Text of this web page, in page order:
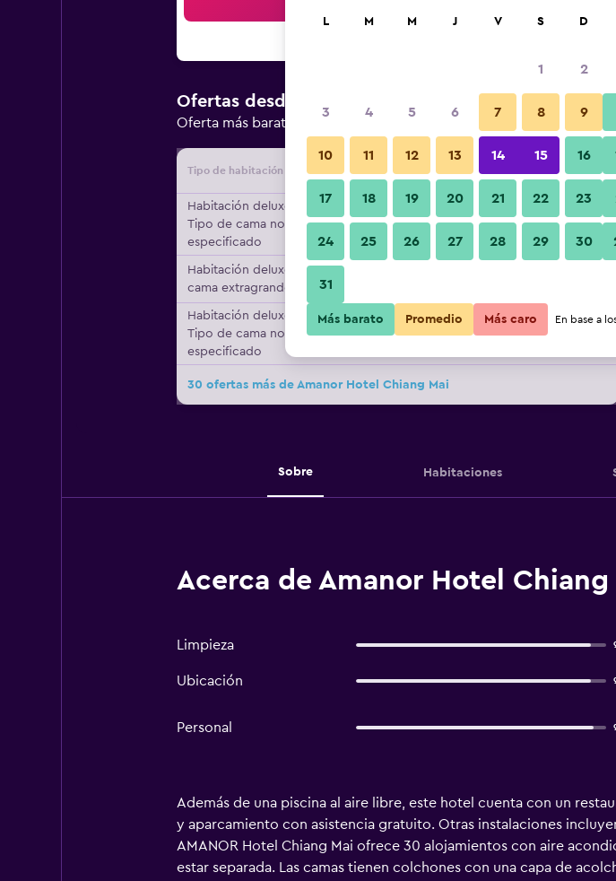
Ofertas desde
Oferta más barata de precio por noche
Tipo de habitación Proveedor Total noche
Habitación deluxe,
Tipo de cama no
especificado
$234.074 Ver oferta
Habitación deluxe, 1
cama extragrande
Habitación deluxe,
Tipo de cama no
especificado
$309.898 Ver oferta
30 ofertas más de Amanor Hotel Chiang Mai
Sobre Habitaciones
Acerca de Amanor Hotel Chiang
Limpieza
Ubicación
Personal
Además de una piscina al aire libre, este hotel cuenta con un
y aparcamiento con asistencia gratuito. Otras instalaciones
AMANOR Hotel Chiang Mai ofrece 30 alojamientos con aire
estar separada. Las camas tienen colchones con una capa de
L M M J V S D
1 2
3 4 5 6 7 8 9
10 11 12 13 14 15 16
17 18 19 20 21 22 23
24 25 26 27 28 29 30
31
Más barato Promedio Más caro En base a